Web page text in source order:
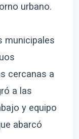
urbano.
municipales
cercanas a
a las
y equipo
abarcó